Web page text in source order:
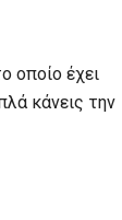
οποίο έχει
κάνεις την